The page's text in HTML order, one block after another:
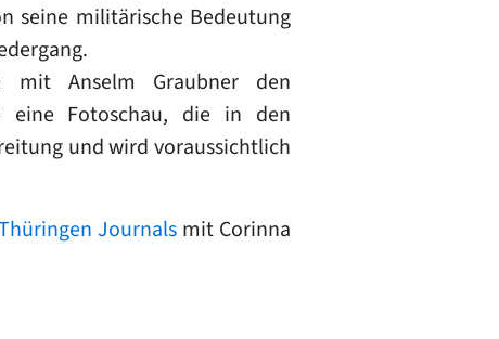
seine militärische Bedeutung
mit Anselm Graubner den
eine Fotoschau, die in den
und wird voraussichtlich
Journals mit Corinna